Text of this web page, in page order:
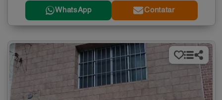
WhatsApp Contatar